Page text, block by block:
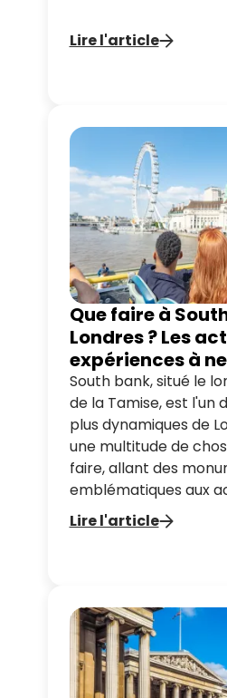
différent ? Tootbus
guide des expériences
Lire l'article
Que faire à
Londres ? Les activités et
expériences à
manquer
South bank, situé le
de la Tamise, est l'un
plus dynamiques de
une multitude de
faire, allant des
emblématiques aux
culturelles
article, nous vous
différents tours en
vous y rendre
également profiter
la rive nord.
Lire l'article